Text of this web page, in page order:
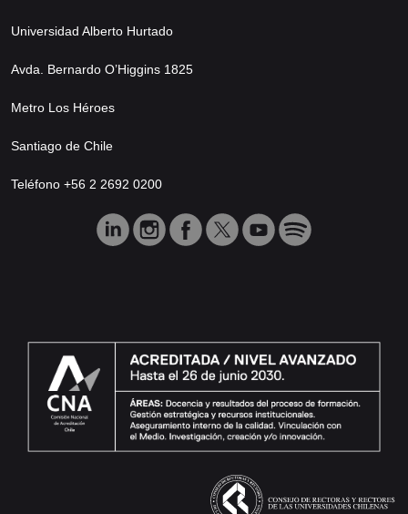
Universidad Alberto Hurtado
Avda. Bernardo O’Higgins 1825
Metro Los Héroes
Santiago de Chile
Teléfono +56 2 2692 0200